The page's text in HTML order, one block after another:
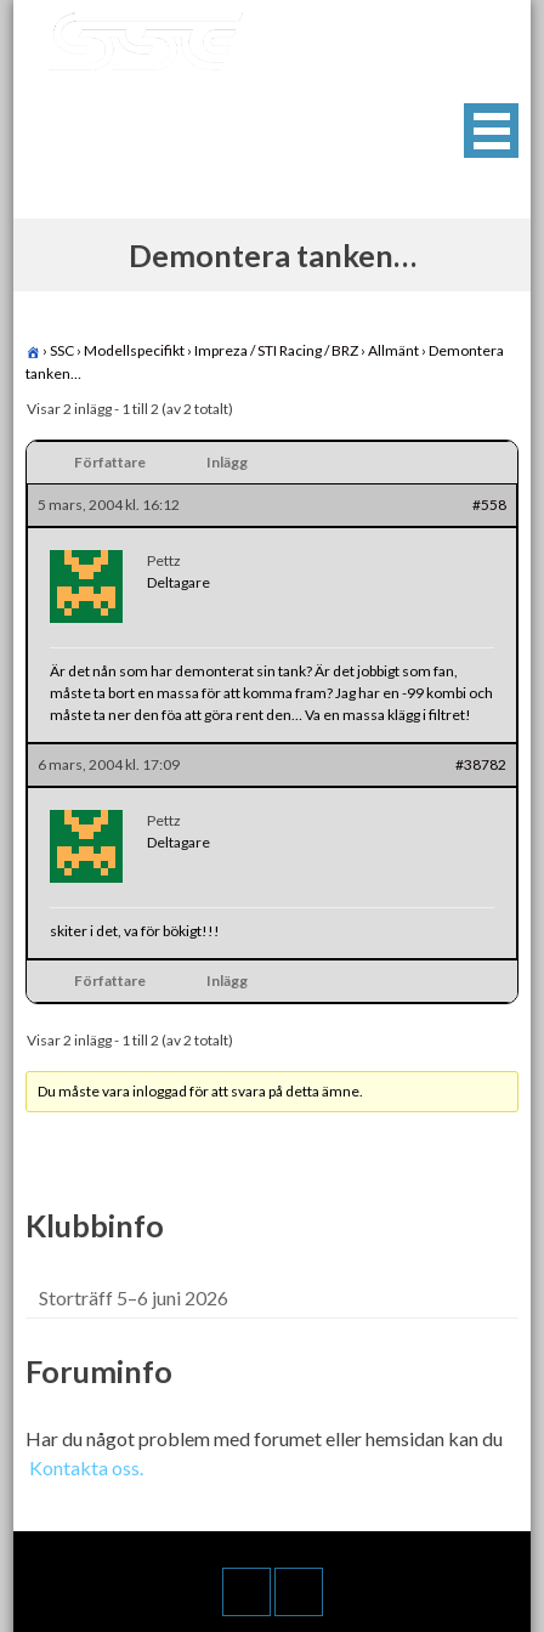
Demontera tanken…
› SSC › Modellspecifikt › Impreza / STI Racing / BRZ › Allmänt › Demontera
tanken…
Visar 2 inlägg - 1 till 2 (av 2 totalt)
Författare Inlägg
5 mars, 2004 kl. 16:12 #558
Pettz
Deltagare
Är det nån som har demonterat sin tank? Är det jobbigt som fan,
måste ta bort en massa för att komma fram? Jag har en -99 kombi och
måste ta ner den föa att göra rent den… Va en massa klägg i filtret!
6 mars, 2004 kl. 17:09 #38782
Pettz
Deltagare
skiter i det, va för bökigt!!!
Författare Inlägg
Visar 2 inlägg - 1 till 2 (av 2 totalt)
Du måste vara inloggad för att svara på detta ämne.
Klubbinfo
Storträff 5–6 juni 2026
Foruminfo
Har du något problem med forumet eller hemsidan kan du
Kontakta oss.